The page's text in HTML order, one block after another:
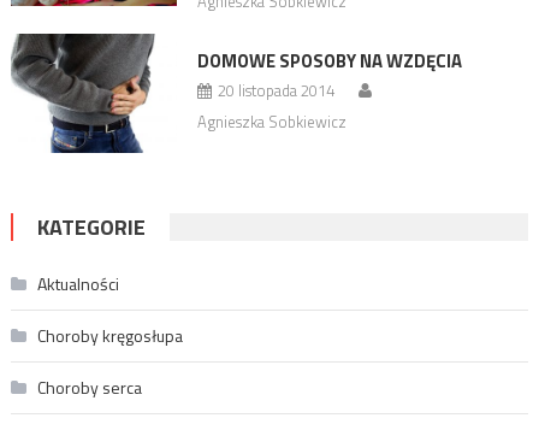
DOMOWE SPOSOBY NA WZDĘCIA
20 listopada 2014
Agnieszka Sobkiewicz
KATEGORIE
Aktualności
Choroby kręgosłupa
Choroby serca